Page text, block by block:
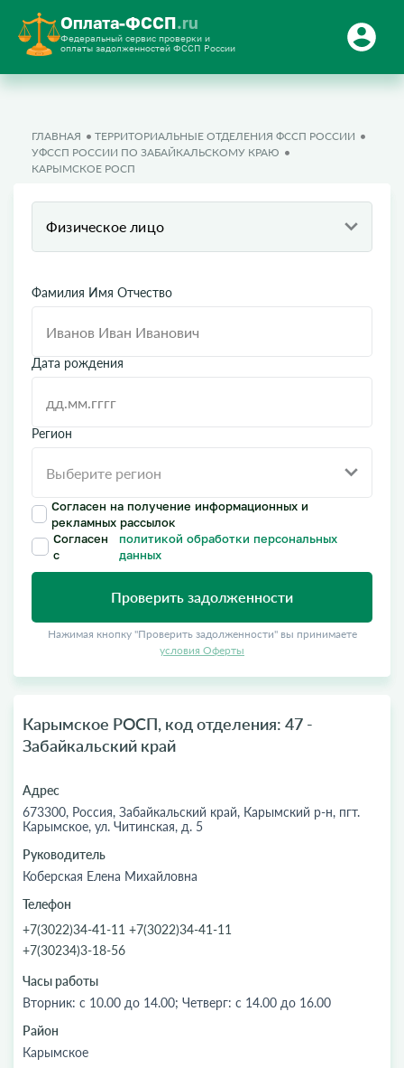
Оплата-ФССП.ru
Федеральный сервис проверки и
оплаты задолженностей ФССП России
ГЛАВНАЯ
ТЕРРИТОРИАЛЬНЫЕ ОТДЕЛЕНИЯ ФССП РОССИИ
УФССП РОССИИ ПО ЗАБАЙКАЛЬСКОМУ КРАЮ
КАРЫМСКОЕ РОСП
Физическое лицо
Фамилия Имя Отчество
Дата рождения
Регион
Согласен на получение информационных и
рекламных рассылок
Согласен
с
политикой обработки персональных
данных
Проверить задолженности
Нажимая кнопку "Проверить задолженности" вы принимаете
условия Оферты
Карымское РОСП, код отделения: 47 -
Забайкальский край
Адрес
673300, Россия, Забайкальский край, Карымский р-н, пгт.
Карымское, ул. Читинская, д. 5
Руководитель
Коберская Елена Михайловна
Телефон
+7(3022)34-41-11 +7(3022)34-41-11
+7(30234)3-18-56
Часы работы
Вторник: с 10.00 до 14.00; Четверг: с 14.00 до 16.00
Район
Карымское